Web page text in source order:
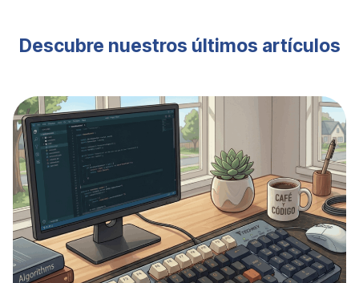
Descubre nuestros últimos artículos